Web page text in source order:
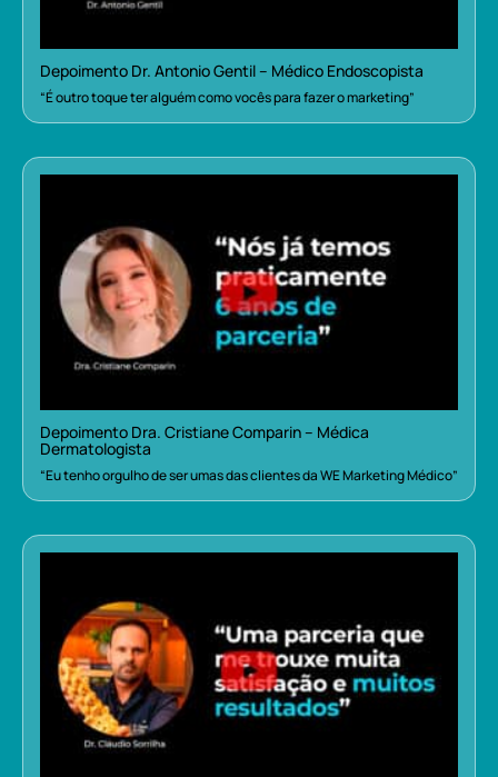
Depoimento Dr. Antonio Gentil – Médico Endoscopista
“É outro toque ter alguém como vocês para fazer o marketing”
Depoimento Dra. Cristiane Comparin – Médica
Dermatologista
“Eu tenho orgulho de ser umas das clientes da WE Marketing Médico”